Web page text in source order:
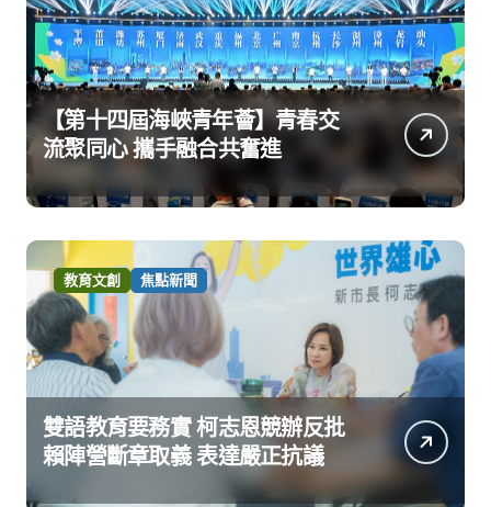
【第十四屆海峽青年薈】青春交
流聚同心 攜手融合共奮進
教育文創 焦點新聞
雙語教育要務實 柯志恩競辦反批
賴陣營斷章取義 表達嚴正抗議